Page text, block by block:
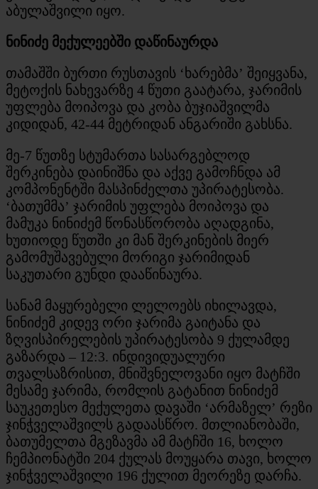
აბულაშვილი იყო.
ნინიძე მექულეებში დაწინაურდა
თამაშში ბურთი რუსთავის ‘ხარებმა’ შეიყვანა,
მეტოქის ნახევარზე 4 წუთი გაატარა, ჯარიმის
უფლება მოიპოვა და კობა ბუჯიაშვილმა
კიდიდან, 42-44 მეტრიდან ანგარიში გახსნა.
მე-7 წუთზე სტუმართა სასარგებლოდ
შერკინება დაინიშნა და აქვე გამოჩნდა ამ
კომპონენტში მასპინძელთა უპირატესობა.
‘ბათუმმა’ ჯარიმის უფლება მოიპოვა და
მამუკა ნინიძემ წონასწორობა აღადგინა,
ხუთიოდე წუთში კი მან შერკინების მიერ
გამომუშავებული მორიგი ჯარიმიდან
საკუთარი გუნდი დააწინაურა.
სანამ მაყურებელი ლელოებს იხილავდა,
ნინიძემ კიდევ ორი ჯარიმა გაიტანა და
ზღვისპირელების უპირატესობა 9 ქულამდე
გაზარდა – 12:3. ინდივიდუალური
თვალსაზრისით, მნიშვნელოვანი იყო მატჩში
მესამე ჯარიმა, რომლის გატანით ნინიძემ
საუკეთესო მექულეთა დავაში ‘არმაზელ’ რეზი
ჯინჭველაშვილს გადაასწრო. მთლიანობაში,
ბათუმელთა მგეზავმა ამ მატჩში 16, ხოლო
ჩემპიონატში 204 ქულას მოუყარა თავი, ხოლო
ჯინჭველაშვილი 196 ქულით მეორეზე დარჩა.